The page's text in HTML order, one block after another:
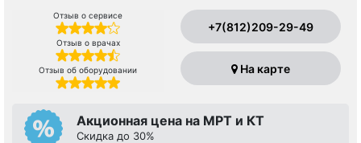
Отзыв о сервисе
Отзыв о врачах
Отзыв об оборудовании
+7(812)209-29-49
На карте
Акционная цена на МРТ и КТ
Скидка до 30%